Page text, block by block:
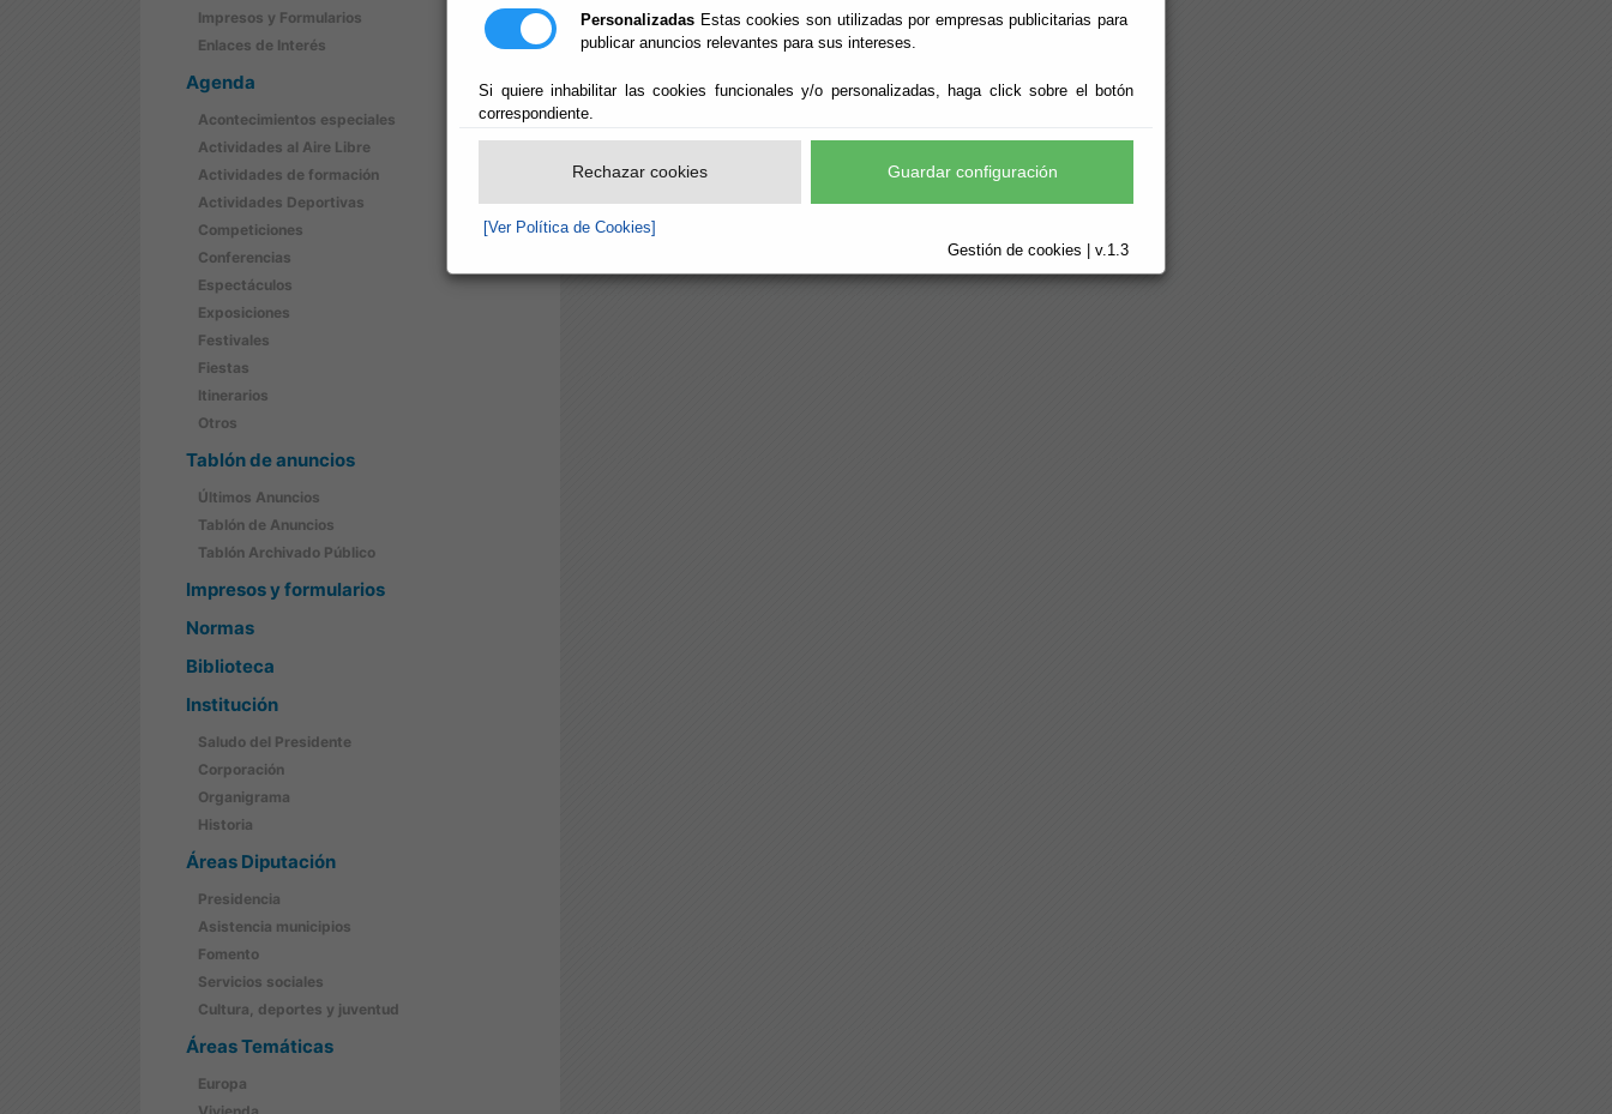
Personalizadas Estas cookies son utilizadas por empresas publicitarias para
publicar anuncios relevantes para sus intereses.
Si quiere inhabilitar las cookies funcionales y/o personalizadas, haga click sobre el botón
correspondiente.
Rechazar cookies Guardar configuración
[Ver Política de Cookies]
Gestión de cookies | v.1.3
Impresos y Formularios
Enlaces de Interés
Agenda
Acontecimientos especiales
Actividades al Aire Libre
Actividades de formación
Actividades Deportivas
Competiciones
Conferencias
Espectáculos
Exposiciones
Festivales
Fiestas
Itinerarios
Otros
Tablón de anuncios
Últimos Anuncios
Tablón de Anuncios
Tablón Archivado Público
Impresos y formularios
Normas
Biblioteca
Institución
Saludo del Presidente
Corporación
Organigrama
Historia
Áreas Diputación
Presidencia
Asistencia municipios
Fomento
Servicios sociales
Cultura, deportes y juventud
Áreas Temáticas
Europa